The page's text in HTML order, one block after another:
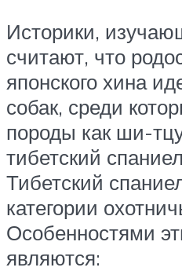
Историки,
считают, что
японского хина
собак, среди
породы как ши-
тибетский
Тибетский
категории
Особенностями
являются: